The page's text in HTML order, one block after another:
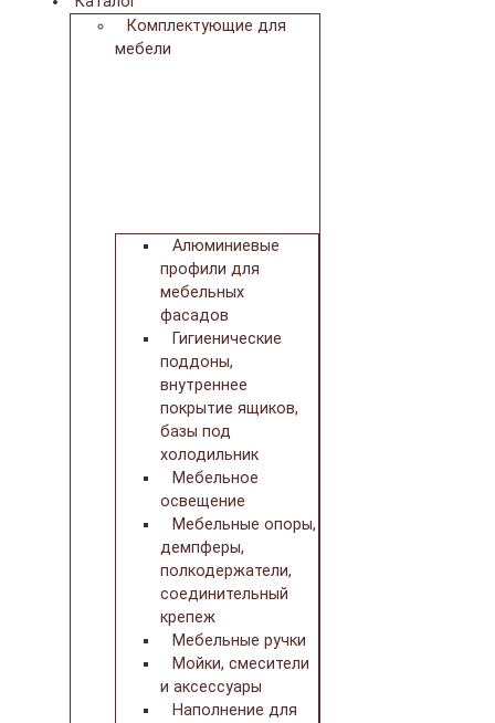
Комплектующие для
мебели
Алюминиевые
профили для
мебельных
фасадов
Гигиенические
поддоны,
внутреннее
покрытие ящиков,
базы под
холодильник
Мебельное
освещение
Мебельные опоры,
демпферы,
полкодержатели,
соединительный
крепеж
Мебельные ручки
Мойки, смесители
и аксессуары
Наполнение для